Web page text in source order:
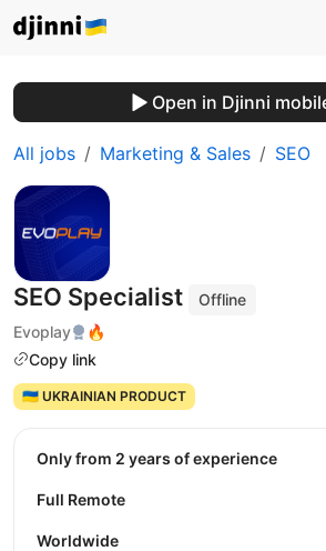
Open in Djinni
All jobs Marketing & Sales SEO
SEO Specialist
Offline
Evoplay
🔥
Copy link
🇺🇦 UKRAINIAN PRODUCT
Only from 2 years of experience
Full Remote
Worldwide